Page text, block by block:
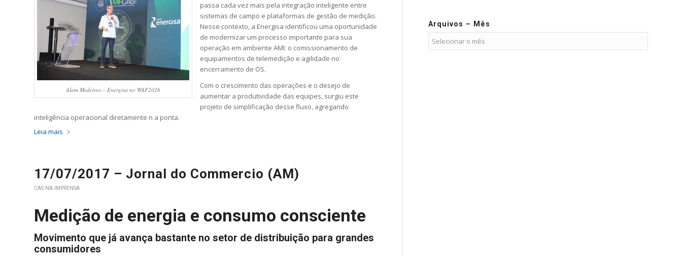
Alam Medeiros – Energisa no WAF2026
passa cada vez mais pela integração inteligente entre
sistemas de campo e plataformas de gestão de medição.
Nesse contexto, a Energisa identificou uma oportunidade
de modernizar um processo importante para sua
operação em ambiente AMI: o comissionamento de
equipamentos de telemedição e agilidade no
encerramento de OS.
Com o crescimento das operações e o desejo de
aumentar a produtividade das equipes, surgiu este
projeto de simplificação desse fluxo, agregando
inteligência operacional diretamente n a ponta.
Leia mais
17/07/2017 – Jornal do Commercio (AM)
CAS NA IMPRENSA
Medição de energia e consumo consciente
Movimento que já avança bastante no setor de distribuição para grandes
consumidores
Arquivos – Mês